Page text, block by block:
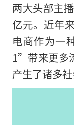
两大头部主
亿元。近年
电商作为一
1”带来更多
产生了诸多社